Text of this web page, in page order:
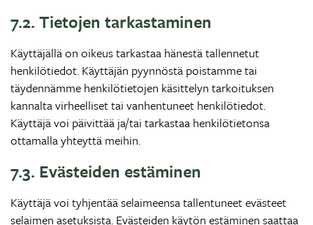
7.2. Tietojen tarkastaminen
Käyttäjällä on oikeus tarkastaa hänestä tallennetut
henkilötiedot. Käyttäjän pyynnöstä poistamme tai
täydennämme henkilötietojen käsittelyn tarkoituksen
kannalta virheelliset tai vanhentuneet henkilötiedot.
Käyttäjä voi päivittää ja/tai tarkastaa henkilötietonsa
ottamalla yhteyttä meihin.
7.3. Evästeiden estäminen
Käyttäjä voi tyhjentää selaimeensa tallentuneet evästeet
selaimen asetuksista. Evästeiden käytön estäminen saattaa